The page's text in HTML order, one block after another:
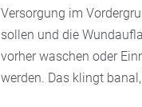
Versorgung im
sollen und die
vorher waschen oder
werden. Das klingt